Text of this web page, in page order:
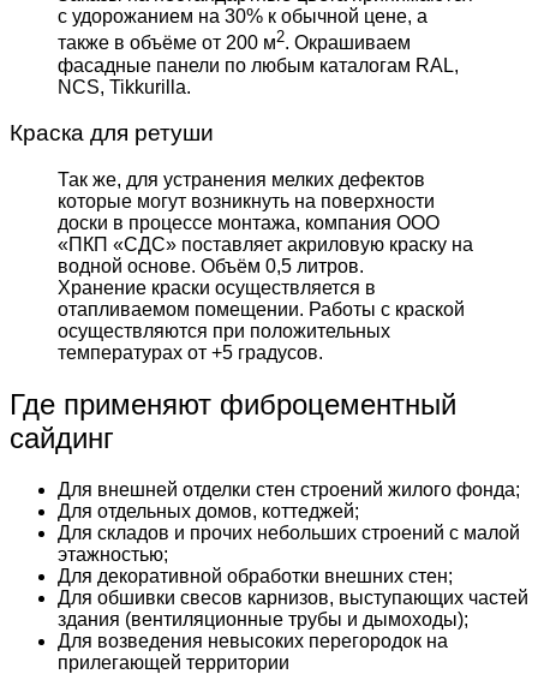
с удорожанием на 30% к обычной цене, а
также в объёме от 200 м2. Окрашиваем
фасадные панели по любым каталогам RAL,
NCS, Tikkurilla.
Краска для ретуши
Так же, для устранения мелких дефектов
которые могут возникнуть на поверхности
доски в процессе монтажа, компания ООО
«ПКП «СДС» поставляет акриловую краску на
водной основе. Объём 0,5 литров.
Хранение краски осуществляется в
отапливаемом помещении. Работы с краской
осуществляются при положительных
температурах от +5 градусов.
Где применяют фиброцементный
сайдинг
Для внешней отделки стен строений жилого фонда;
Для отдельных домов, коттеджей;
Для складов и прочих небольших строений с малой
этажностью;
Для декоративной обработки внешних стен;
Для обшивки свесов карнизов, выступающих частей
здания (вентиляционные трубы и дымоходы);
Для возведения невысоких перегородок на
прилегающей территории